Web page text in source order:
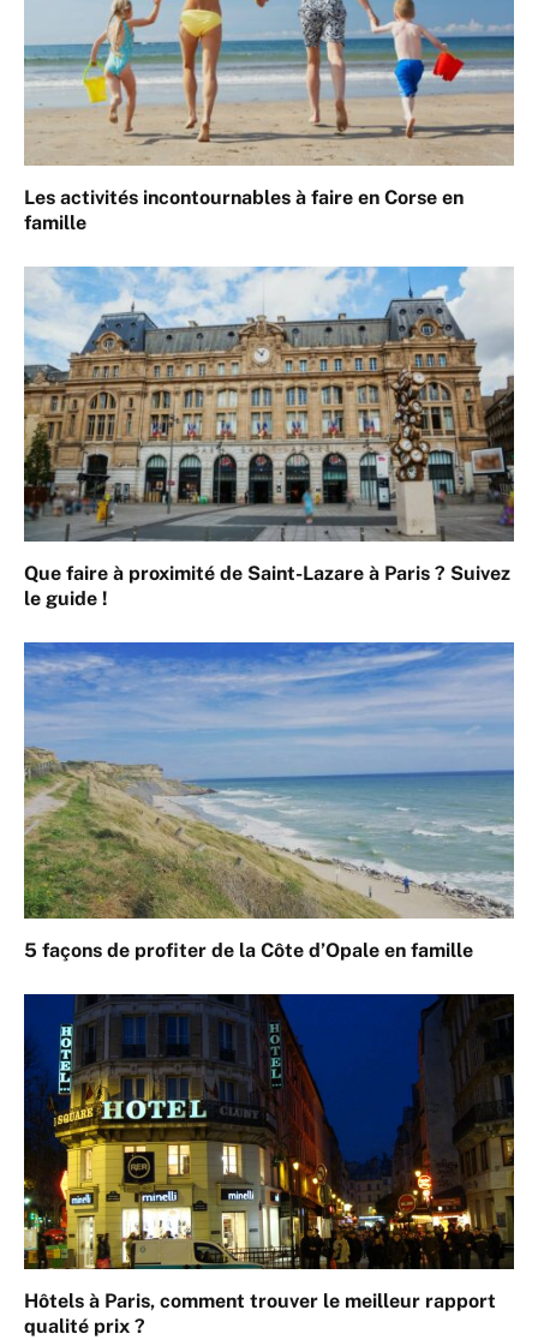
Les activités incontournables à faire en Corse en
famille
Que faire à proximité de Saint-Lazare à Paris ? Suivez
le guide !
5 façons de profiter de la Côte d’Opale en famille
Hôtels à Paris, comment trouver le meilleur rapport
qualité prix ?